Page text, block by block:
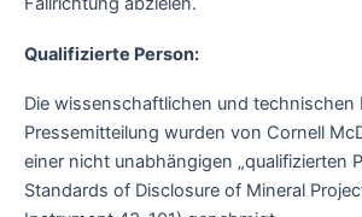
Qualifizierte Person:
Die wissenschaftlichen und technischen
Pressemitteilung wurden von Cornell
einer nicht unabhängigen „qualifizierten
Standards of Disclosure of Mineral